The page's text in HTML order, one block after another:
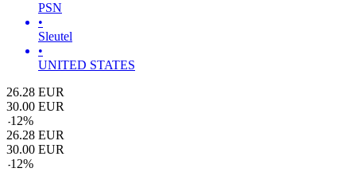
PSN
•
Sleutel
•
UNITED STATES
26.28 EUR
30.00 EUR
-12%
26.28 EUR
30.00 EUR
-12%